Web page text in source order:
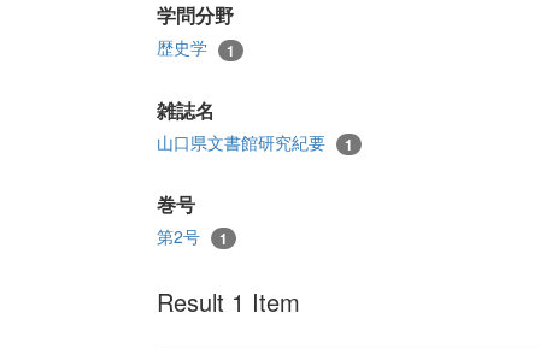
学問分野
歴史学 1
雑誌名
山口県文書館研究紀要 1
巻号
第2号 1
Result 1 Item